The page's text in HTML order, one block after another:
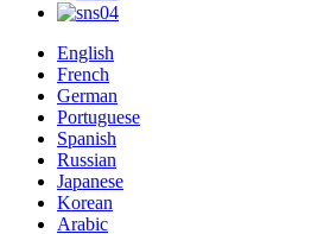
English
French
German
Portuguese
Spanish
Russian
Japanese
Korean
Arabic